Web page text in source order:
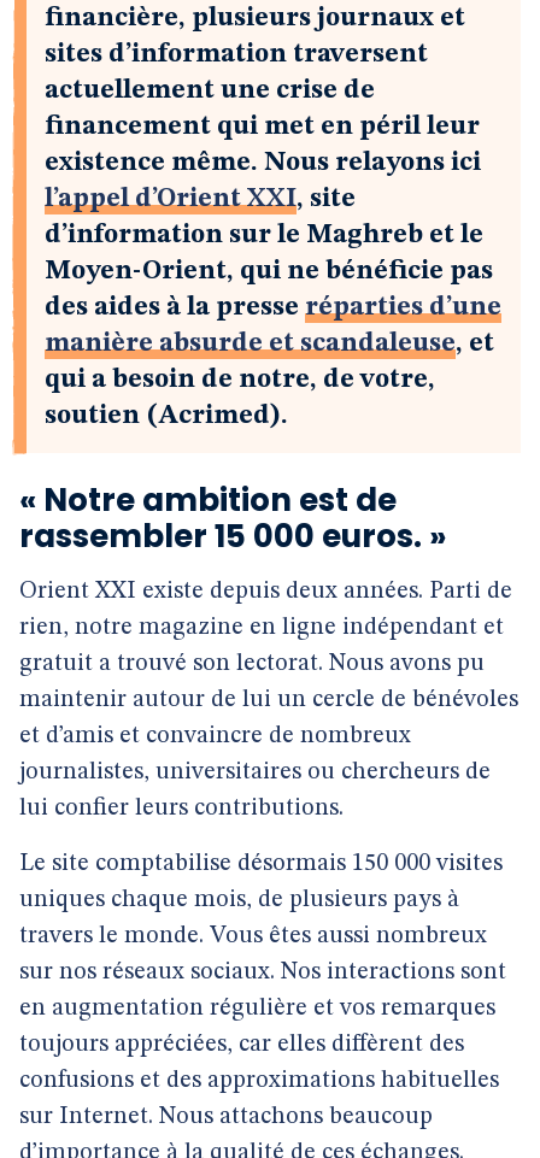
financière, plusieurs journaux et
sites d’information traversent
actuellement une crise de
financement qui met en péril leur
existence même. Nous relayons ici
l’appel d’Orient XXI, site
d’information sur le Maghreb et le
Moyen-Orient, qui ne bénéficie pas
des aides à la presse réparties d’une
manière absurde et scandaleuse, et
qui a besoin de notre, de votre,
soutien (Acrimed).
« Notre ambition est de
rassembler 15 000 euros. »
Orient XXI existe depuis deux années. Parti de
rien, notre magazine en ligne indépendant et
gratuit a trouvé son lectorat. Nous avons pu
maintenir autour de lui un cercle de bénévoles
et d’amis et convaincre de nombreux
journalistes, universitaires ou chercheurs de
lui confier leurs contributions.
Le site comptabilise désormais 150 000 visites
uniques chaque mois, de plusieurs pays à
travers le monde. Vous êtes aussi nombreux
sur nos réseaux sociaux. Nos interactions sont
en augmentation régulière et vos remarques
toujours appréciées, car elles diffèrent des
confusions et des approximations habituelles
sur Internet. Nous attachons beaucoup
d’importance à la qualité de ces échanges.